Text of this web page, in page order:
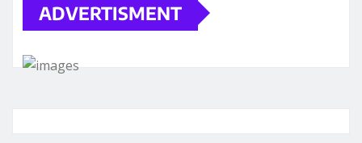
ADVERTISMENT